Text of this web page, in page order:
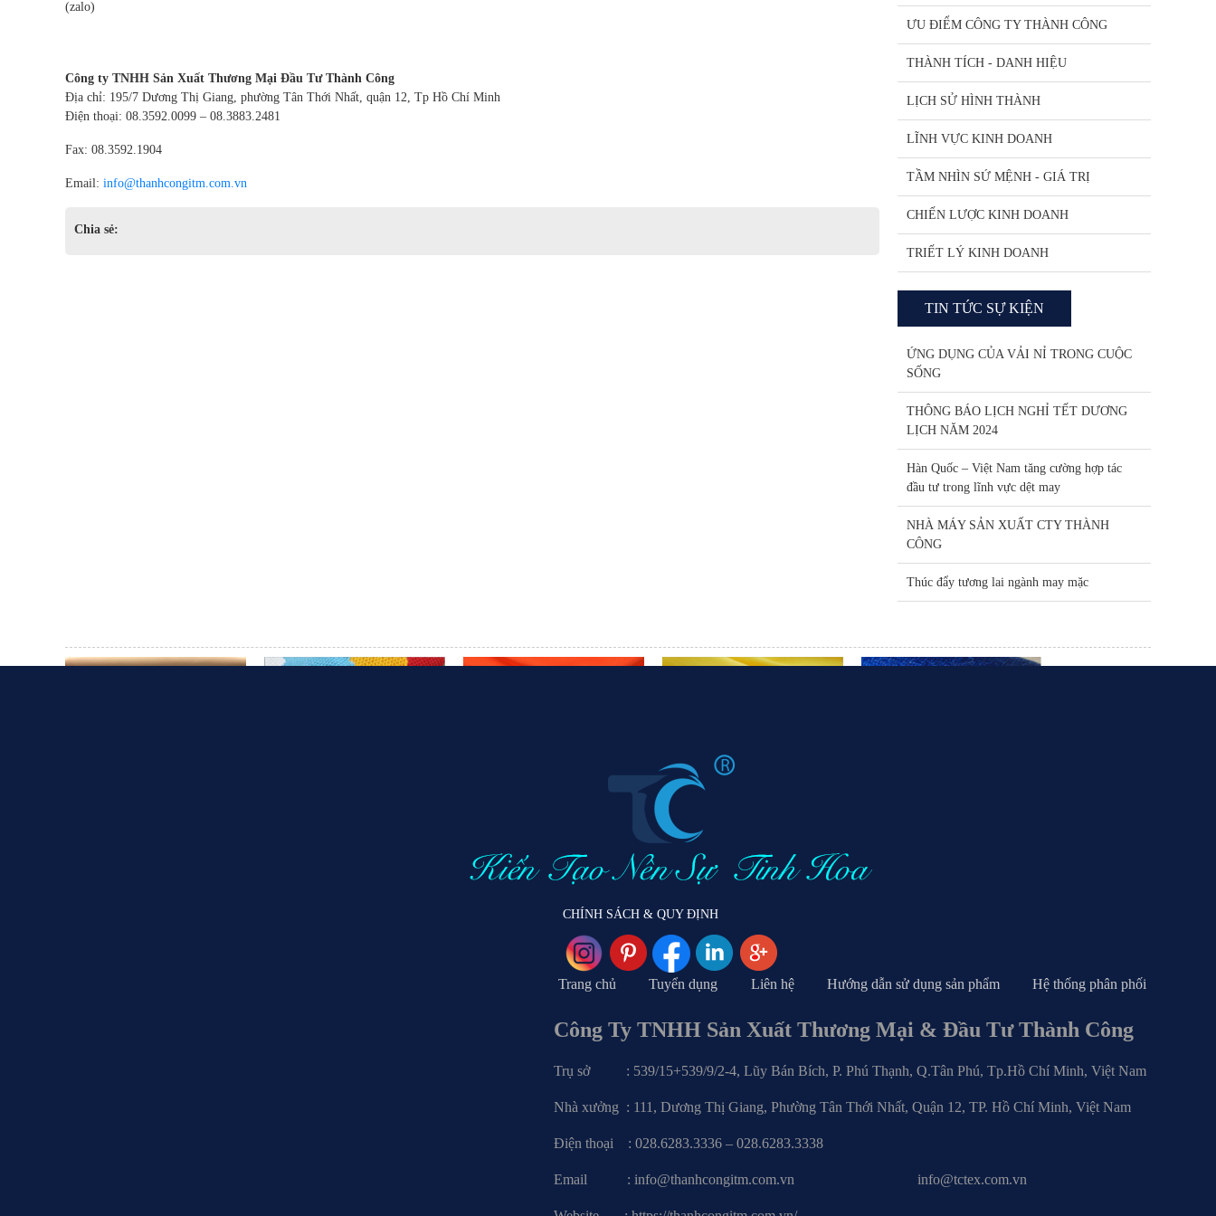
(zalo)
Công ty TNHH Sản Xuất Thương Mại Đầu Tư Thành Công
Địa chỉ: 195/7 Dương Thị Giang, phường Tân Thới Nhất, quận 12, Tp Hồ Chí Minh
Điện thoại: 08.3592.0099 – 08.3883.2481
Fax: 08.3592.1904
Email: info@thanhcongitm.com.vn
Chia sẻ:
ƯU ĐIỂM CÔNG TY THÀNH CÔNG
THÀNH TÍCH - DANH HIỆU
LỊCH SỬ HÌNH THÀNH
LĨNH VỰC KINH DOANH
TẦM NHÌN SỨ MỆNH - GIÁ TRỊ
CHIẾN LƯỢC KINH DOANH
TRIẾT LÝ KINH DOANH
TIN TỨC SỰ KIỆN
ỨNG DỤNG CỦA VẢI NỈ TRONG CUỘC
SỐNG
THÔNG BÁO LỊCH NGHỈ TẾT DƯƠNG
LỊCH NĂM 2024
Hàn Quốc – Việt Nam tăng cường hợp tác
đầu tư trong lĩnh vực dệt may
NHÀ MÁY SẢN XUẤT CTY THÀNH
CÔNG
Thúc đẩy tương lai ngành may mặc
CHÍNH SÁCH & QUY ĐỊNH
Trang chủ Tuyển dụng Liên hệ Hướng dẫn sử dụng sản phẩm Hệ thống phân phối
Công Ty TNHH Sản Xuất Thương Mại & Đầu Tư Thành Công
Trụ sở : 539/15+539/9/2-4, Lũy Bán Bích, P. Phú Thạnh, Q.Tân Phú, Tp.Hồ Chí Minh, Việt Nam
Nhà xưởng : 111, Dương Thị Giang, Phường Tân Thới Nhất, Quận 12, TP. Hồ Chí Minh, Việt Nam
Điện thoại : 028.6283.3336 – 028.6283.3338
Email : info@thanhcongitm.com.vn info@tctex.com.vn